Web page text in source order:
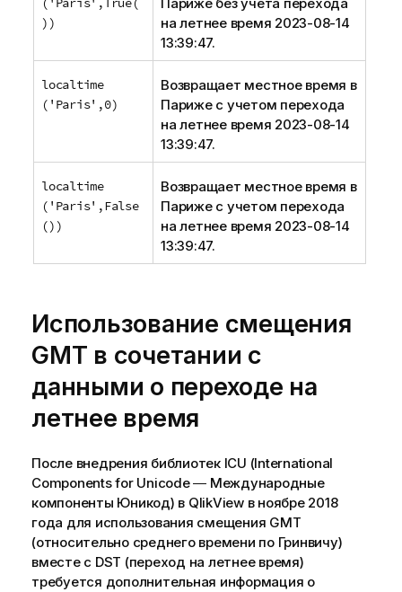
))
на летнее время 2023-08-14
13:39:47.
localtime
('Paris',0)
Возвращает местное время в
Париже с учетом перехода
на летнее время 2023-08-14
13:39:47.
localtime
('Paris',False
())
Возвращает местное время в
Париже с учетом перехода
на летнее время 2023-08-14
13:39:47.
Использование смещения
GMT в сочетании с
данными о переходе на
летнее время
После внедрения библиотек ICU (International
Components for Unicode ― Международные
компоненты Юникод) в QlikViewв ноябре 2018
года для использования смещения GMT
(относительно среднего времени по Гринвичу)
вместе с DST (переход на летнее время)
требуется дополнительная информация о